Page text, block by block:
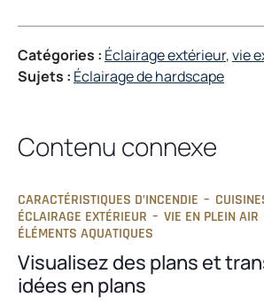
Catégories : Éclairage extérieur, vie
Sujets : Éclairage de hardscape
Contenu connexe
CARACTÉRISTIQUES D’INCENDIE –
ÉCLAIRAGE EXTÉRIEUR – VIE EN PLEIN AIR
ÉLÉMENTS AQUATIQUES
Visualisez des plans et
idées en plans